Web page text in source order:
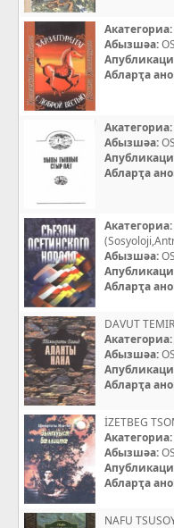
Акатегориа:
Абызшәа:
Абларҭа
Акатегориа:
Абызшәа:
Абларҭа
Акатегориа:
Абызшәа:
Абларҭа
DAVUT
Акатегориа:
Абызшәа:
Абларҭа
İZETBEG
Акатегориа:
Абызшәа:
Абларҭа
NAFU